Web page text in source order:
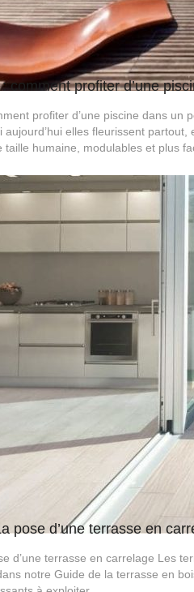
comment profiter d’une
profiter d’une piscine dans
aujourd’hui elles fleurissent
taille humaine, modulables et plus
pose d’une terrasse en
d’une terrasse en carrelage Les
notre Guide de la terrasse en